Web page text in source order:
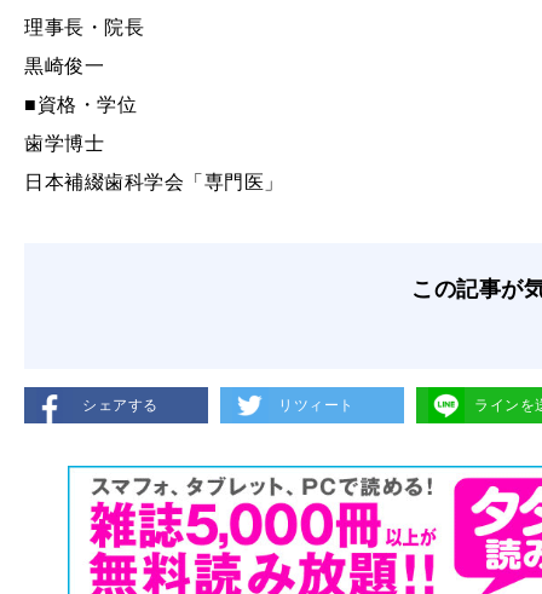
理事長・院長
黒崎俊一
■資格・学位
歯学博士
日本補綴歯科学会「専門医」
この記事が
シェアする リツィート ラインを